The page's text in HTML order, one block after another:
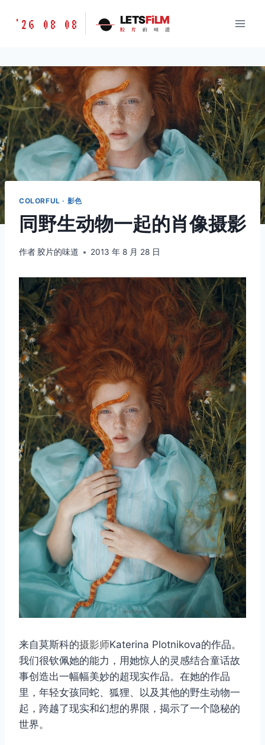
胶
味
道
LETSFILM
'26 08 08 LETSFiLM
胶 片 的 味 道
COLORFUL · 影色
同野生动物一起的肖像摄影
作者 胶片的味道 2013 年 8 月 28 日
来自莫斯科的摄影师Katerina Plotnikova的作品。
我们很钦佩她的能力，用她惊人的灵感结合童话故
事创造出一幅幅美妙的超现实作品。在她的作品
里，年轻女孩同蛇、狐狸、以及其他的野生动物一
起，跨越了现实和幻想的界限，揭示了一个隐秘的
世界。